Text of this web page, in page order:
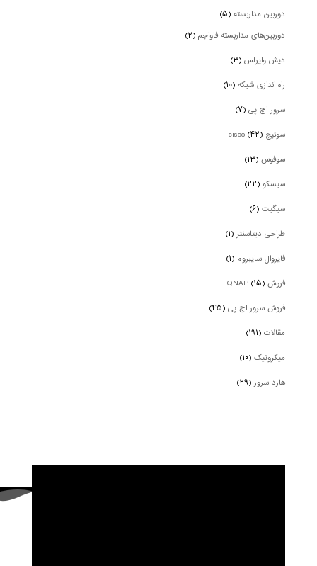
دوربین‌ مداربسته(۵)
دوربین‌های مداربسته فاواجم(۲)
دیش وایرلس(۳)
راه اندازی شبکه(۱۰)
سرور اچ پی(۷)
سوئیچ cisco (۴۲)
سوفوس(۱۳)
سیسکو(۲۲)
سیگیت(۶)
طراحی دیتاسنتر(۱)
فایروال سایبروم (۱)
فروش QNAP (۱۵)
فروش سرور اچ پی(۴۵)
مقالات(۱۹۱)
میکروتیک(۱۰)
هارد سرور(۲۹)